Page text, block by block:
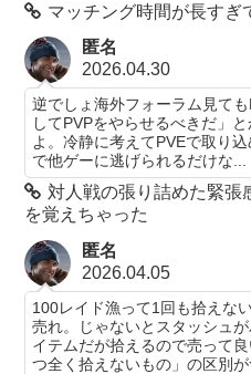
マッチング時間が長すぎ
匿名
2026.04.30
逆でしょ海外フォーラム見て
してPVPをやらせるべきだ」
よ。冷静に考えてPVEで取り
で他ゲーに逃げられるだけな...
対人戦の張り詰めた緊張
を覚えちゃった
匿名
2026.04.05
100レイド漁って1回も拾えな
売れ。じゃないとスタッシュ
イテムだが拾えるので売って
つ全く拾えないもの」の区別が